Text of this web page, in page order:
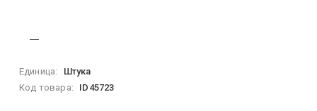
Единица:
Штука
Код товара:
ID45723